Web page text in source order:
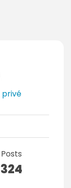
privé
Posts
324